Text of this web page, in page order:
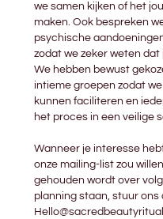
we samen kijken of het
maken. Ook bespreken
psychische
zodat we zeker weten dat
We hebben bewust
intieme groepen zodat
kunnen faciliteren en
het proces in een veilige
Wanneer je interesse
onze mailing-list zou
gehouden wordt over
planning staan, stuur ons